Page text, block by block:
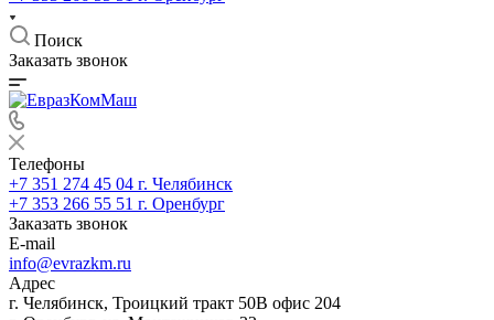
Поиск
Заказать звонок
Телефоны
+7 351 274 45 04 г. Челябинск
+7 353 266 55 51 г. Оренбург
Заказать звонок
E-mail
info@evrazkm.ru
Адрес
г. Челябинск, Троицкий тракт 50В офис 204